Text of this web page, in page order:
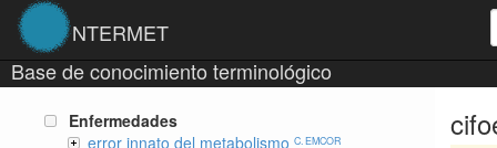
NTERMET
Base de conocimiento terminológico
Enfermedades
error innato del metabolismo C. EMCOR